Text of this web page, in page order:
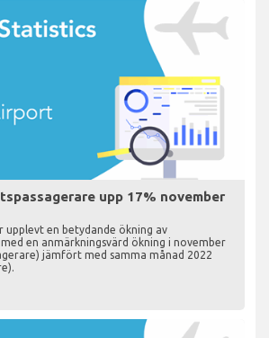
upp 17% november
upplevt en betydande ökning av
en anmärkningsvärd ökning i november
jämfört med samma månad 2022